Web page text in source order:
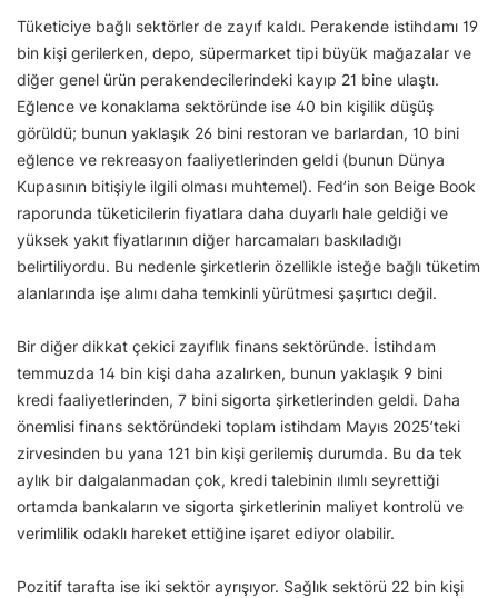
Tüketiciye bağlı sektörler de zayıf kaldı. Perakende istihdamı 19
bin kişi gerilerken, depo, süpermarket tipi büyük mağazalar ve
diğer genel ürün perakendecilerindeki kayıp 21 bine ulaştı.
Eğlence ve konaklama sektöründe ise 40 bin kişilik düşüş
görüldü; bunun yaklaşık 26 bini restoran ve barlardan, 10 bini
eğlence ve rekreasyon faaliyetlerinden geldi (bunun Dünya
Kupasının bitişiyle ilgili olması muhtemel). Fed’in son Beige Book
raporunda tüketicilerin fiyatlara daha duyarlı hale geldiği ve
yüksek yakıt fiyatlarının diğer harcamaları baskıladığı
belirtiliyordu. Bu nedenle şirketlerin özellikle isteğe bağlı tüketim
alanlarında işe alımı daha temkinli yürütmesi şaşırtıcı değil.
Bir diğer dikkat çekici zayıflık finans sektöründe. İstihdam
temmuzda 14 bin kişi daha azalırken, bunun yaklaşık 9 bini
kredi faaliyetlerinden, 7 bini sigorta şirketlerinden geldi. Daha
önemlisi finans sektöründeki toplam istihdam Mayıs 2025’teki
zirvesinden bu yana 121 bin kişi gerilemiş durumda. Bu da tek
aylık bir dalgalanmadan çok, kredi talebinin ılımlı seyrettiği
ortamda bankaların ve sigorta şirketlerinin maliyet kontrolü ve
verimlilik odaklı hareket ettiğine işaret ediyor olabilir.
Pozitif tarafta ise iki sektör ayrışıyor. Sağlık sektörü 22 bin kişi